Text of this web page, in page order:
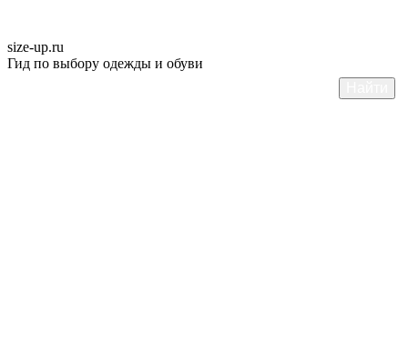
size-up.ru
Гид по выбору одежды и обуви